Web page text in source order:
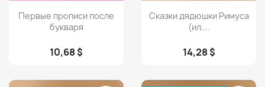
Просмотр
Первые прописи после
букваря
10,68 $
Просмотр
Сказки дядюшки Римуса
(ил....
14,28 $